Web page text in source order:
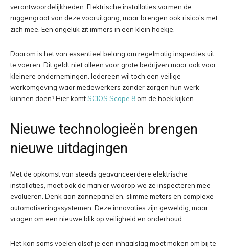
verantwoordelijkheden. Elektrische installaties vormen de
ruggengraat van deze vooruitgang, maar brengen ook risico’s met
zich mee. Een ongeluk zit immers in een klein hoekje.
Daarom is het van essentieel belang om regelmatig inspecties uit
te voeren. Dit geldt niet alleen voor grote bedrijven maar ook voor
kleinere ondernemingen. Iedereen wil toch een veilige
werkomgeving waar medewerkers zonder zorgen hun werk
kunnen doen? Hier komt SCIOS Scope 8 om de hoek kijken.
Nieuwe technologieën brengen
nieuwe uitdagingen
Met de opkomst van steeds geavanceerdere elektrische
installaties, moet ook de manier waarop we ze inspecteren mee
evolueren. Denk aan zonnepanelen, slimme meters en complexe
automatiseringssystemen. Deze innovaties zijn geweldig, maar
vragen om een nieuwe blik op veiligheid en onderhoud.
Het kan soms voelen alsof je een inhaalslag moet maken om bij te